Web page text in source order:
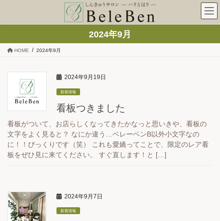
テ
ツ
ゲ
シ
2024年9月
HOME 2024年9月
2024年9月19日
新着情報
看板つきました
看板がついて、お店らしくなってきたかなっと思いきや、看板の
文字をよく見ると？ なにか違う…ベレーベンB以外小文字なの
に！！びっくりです（笑） これも愛嬌ってことで、限定のレア看
板をぜひ見に来てください。 すぐ直します！と […]
2024年9月7日
新着情報